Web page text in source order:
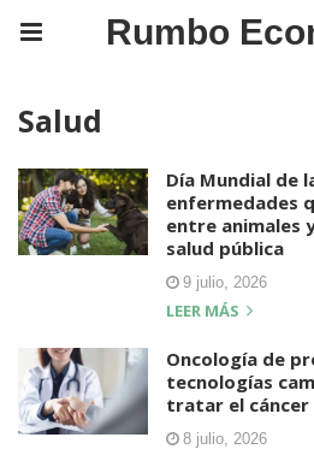
Rumbo
Salud
Día Mundial de
enfermedades
entre animales
salud pública
9 julio, 2026
LEER MÁS
Oncología de
tecnologías
tratar el cáncer
8 julio, 2026